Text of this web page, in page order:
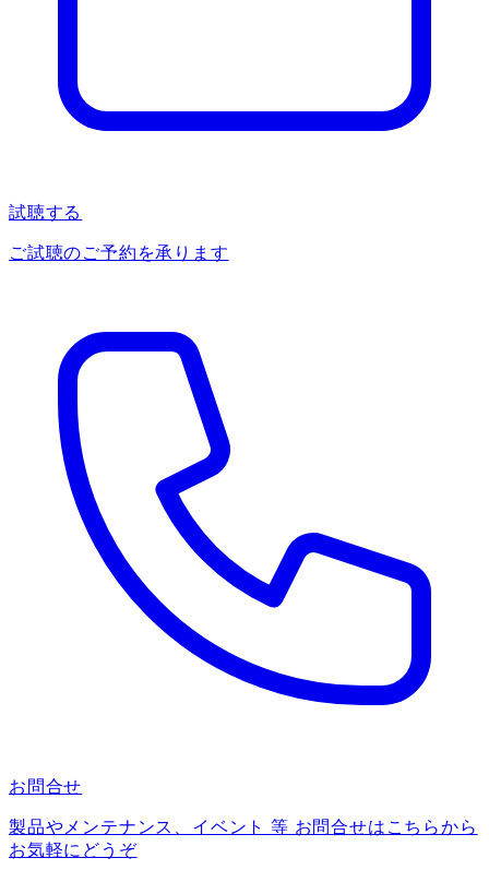
試聴する
ご試聴のご予約を承ります
お問合せ
製品やメンテナンス、イベント 等 お問合せはこちらから
お気軽にどうぞ